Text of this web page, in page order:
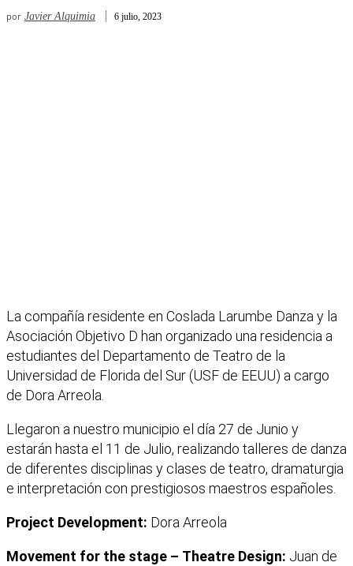
por Javier Alquimia 6 julio, 2023
La compañía residente en Coslada Larumbe Danza y la
Asociación Objetivo D han organizado una residencia a
estudiantes del Departamento de Teatro de la
Universidad de Florida del Sur (USF de EEUU) a cargo
de Dora Arreola.
Llegaron a nuestro municipio el día 27 de Junio y
estarán hasta el 11 de Julio, realizando talleres de danza
de diferentes disciplinas y clases de teatro, dramaturgia
e interpretación con prestigiosos maestros españoles.
Project Development: Dora Arreola
Movement for the stage – Theatre Design: Juan de